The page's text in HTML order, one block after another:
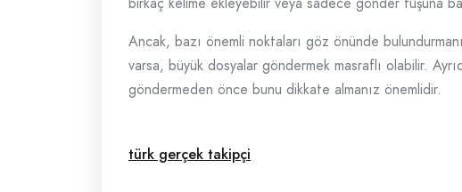
Ancak, bazı önemli noktaları göz önünde
varsa, büyük dosyalar göndermek masraflı olabilir.
göndermeden önce bunu dikkate almanız önemlidir.
türk gerçek takipçi